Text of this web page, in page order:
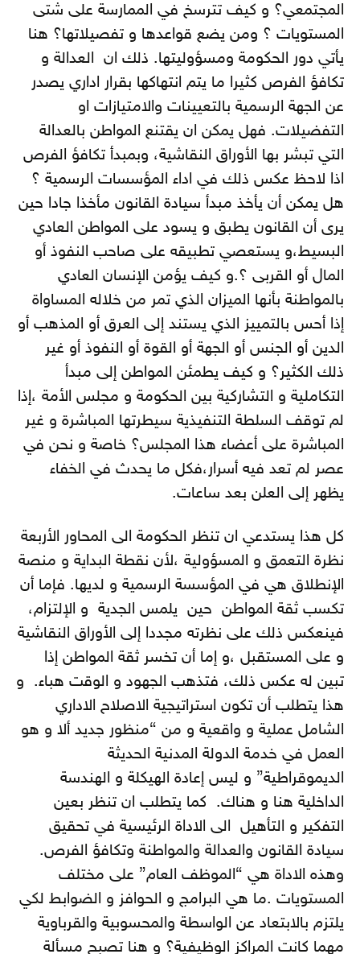
المجتمعي؟ و كيف تترسخ في الممارسة على شتى
المستويات ؟ ومن يضع قواعدها و تفصيلاتها؟ هنا
يأتي دور الحكومة ومسؤوليتها. ذلك ان العدالة و
تكافؤ الفرص كثيرا ما يتم انتهاكها بقرار اداري يصدر
عن الجهة الرسمية بالتعيينات والامتيازات او
التفضيلات. فهل يمكن ان يقتنع المواطن بالعدالة
التي تبشر بها الأوراق النقاشية، وبمبدأ تكافؤ الفرص
اذا لاحظ عكس ذلك في اداء المؤسسات الرسمية ؟
هل يمكن أن يأخذ مبدأ سيادة القانون مأخذا جادا حين
يرى أن القانون يطبق و يسود على المواطن العادي
البسيط،و يستعصي تطبيقه على صاحب النفوذ أو
المال أو القربى ؟.و كيف يؤمن الإنسان العادي
بالمواطنة بأنها الميزان الذي تمر من خلاله المساواة
إذا أحس بالتمييز الذي يستند إلى العرق أو المذهب أو
الدين أو الجنس أو الجهة أو القوة أو النفوذ أو غير
ذلك الكثير؟ و كيف يطمئن المواطن إلى مبدأ
التكاملية و التشاركية بين الحكومة و مجلس الأمة ،إذا
لم توقف السلطة التنفيذية سيطرتها المباشرة و غير
المباشرة على أعضاء هذا المجلس؟ خاصة و نحن في
عصر لم تعد فيه أسرار،فكل ما يحدث في الخفاء
يظهر إلى العلن بعد ساعات.
كل هذا يستدعي ان تنظر الحكومة الى المحاور الأربعة
نظرة التعمق و المسؤولية ،لأن نقطة البداية و منصة
الإنطلاق هي في المؤسسة الرسمية و لديها. فإما أن
تكسب ثقة المواطن حين يلمس الجدية و الإلتزام،
فينعكس ذلك على نظرته مجددا إلى الأوراق النقاشية
و على المستقبل ،و إما أن تخسر ثقة المواطن إذا
تبين له عكس ذلك، فتذهب الجهود و الوقت هباء. و
هذا يتطلب أن تكون استراتيجية الاصلاح الاداري
الشامل عملية و واقعية و من “منظور جديد ألا و هو
العمل في خدمة الدولة المدنية الحديثة
الديموقراطية” و ليس إعادة الهيكلة و الهندسة
الداخلية هنا و هناك. كما يتطلب ان تنظر بعين
التفكير و التأهيل الى الاداة الرئيسية في تحقيق
سيادة القانون والعدالة والمواطنة وتكافؤ الفرص.
وهذه الاداة هي “الموظف العام” على مختلف
المستويات .ما هي البرامج و الحوافز و الضوابط لكي
يلتزم بالابتعاد عن الواسطة والمحسوبية والقرباوية
مهما كانت المراكز الوظيفية؟ و هنا تصبح مسألة